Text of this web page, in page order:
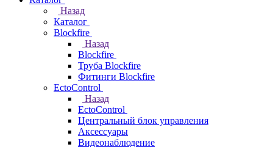
Назад
Каталог
Blockfire
Назад
Blockfire
Труба Blockfire
Фитинги Blockfire
EctoControl
Назад
EctoControl
Центральный блок управления
Аксессуары
Видеонаблюдение